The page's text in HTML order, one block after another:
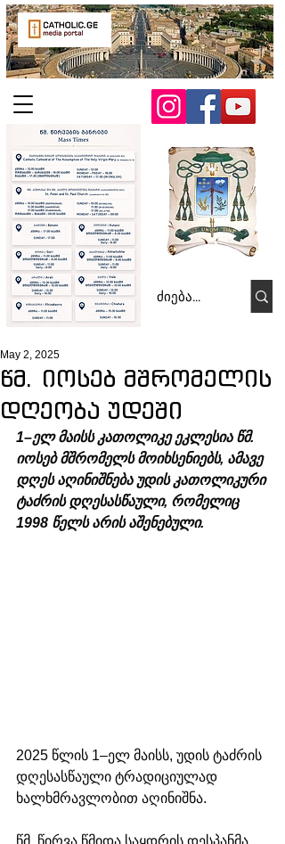
წმ. იოსებ მშრომელის
დღეობა უდეში
May 2, 2025
1–ელ მაისს კათოლიკე ეკლესია წმ.
იოსებ მშრომელს მოიხსენიებს, ამავე
დღეს აღინიშნება უდის კათოლიკური
ტაძრის დღესასწაული, რომელიც
1998 წელს არის აშენებული.
2025 წლის 1–ელ მაისს, უდის ტაძრის
დღესასწაული ტრადიციულად
ხალხმრავლობით აღინიშნა.